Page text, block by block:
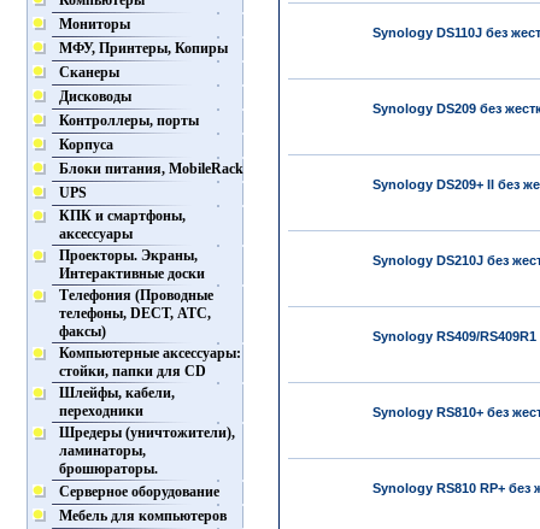
Мониторы
МФУ, Принтеры, Копиры
Сканеры
Дисководы
Контроллеры, порты
Корпуса
Блоки питания, MobileRack
UPS
КПК и смартфоны,
аксессуары
Проекторы. Экраны,
Интерактивные доски
Телефония (Проводные
телефоны, DECT, АТС,
факсы)
Компьютерные аксессуары:
стойки, папки для CD
Шлейфы, кабели,
переходники
Шредеры (уничтожители),
ламинаторы,
брошюраторы.
Серверное оборудование
Мебель для компьютеров
Synology DS110J без
Synology DS209 без
Synology DS209+ II без
Synology DS210J без
Synology RS409/
Synology RS810+ без
Synology RS810 RP+ без